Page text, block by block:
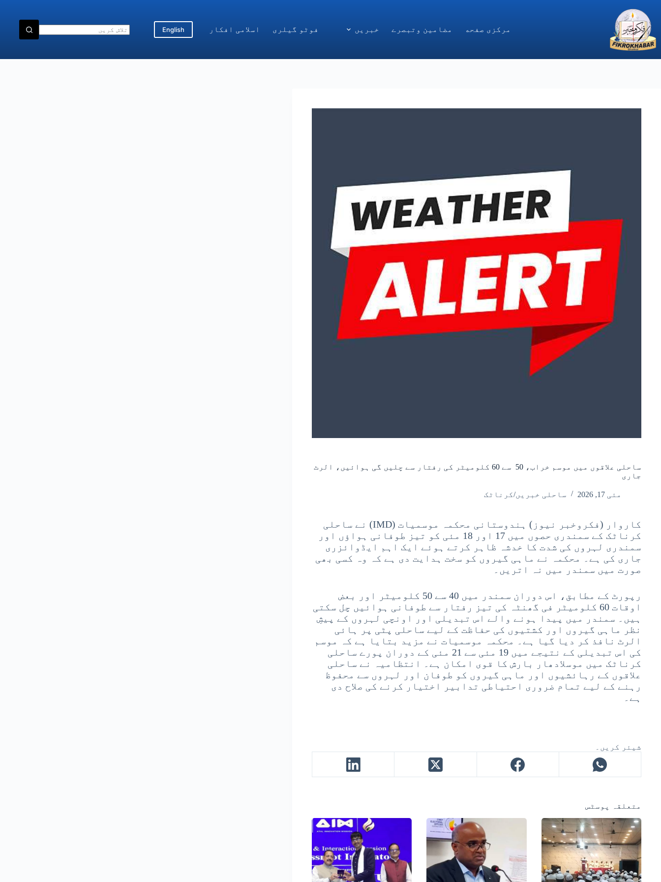
content
مركزى صفحه
مضامین وتبصرے خبریں فوٹو گیلری اسلامی افکار English
ساحلی علاقوں میں موسم خراب، 50 سے 60 کلومیٹر کی رفتار سے چلیں گی ہوائیں، الرٹ
جاری
مئی 17, 2026 ساحلی خبریں/کرناٹک
کاروار (فکروخبر نیوز) ہندوستانی محکمہ موسمیات (IMD) نے ساحلی
کرناٹک کے سمندری حصوں میں 17 اور 18 مئی کو تیز طوفانی ہواؤں اور
سمندری لہروں کی شدت کا خدشہ ظاہر کرتے ہوئے ایک اہم ایڈوائزری
جاری کی ہے۔ محکمہ نے ماہی گیروں کو سخت ہدایت دی ہے کہ وہ کسی بھی
صورت میں سمندر میں نہ اتریں۔
رپورٹ کے مطابق، اس دوران سمندر میں 40 سے 50 کلومیٹر اور بعض
اوقات 60 کلومیٹر فی گھنٹہ کی تیز رفتار سے طوفانی ہوائیں چل سکتی
ہیں۔ سمندر میں پیدا ہونے والے اس تبدیلی اور اونچی لہروں کے پیشِ
نظر ماہی گیروں اور کشتیوں کی حفاظت کے لیے ساحلی پٹی پر ہائی
الرٹ نافذ کر دیا گیا ہے۔ محکمہ موسمیات نے مزید بتایا ہے کہ موسم
کی اس تبدیلی کے نتیجے میں 19 مئی سے 21 مئی کے دوران پورے ساحلی
کرناٹک میں موسلادھار بارش کا قوی امکان ہے۔ انتظامیہ نے ساحلی
علاقوں کے رہائشیوں اور ماہی گیروں کو طوفان اور لہروں سے محفوظ
رہنے کے لیے تمام ضروری احتیاطی تدابیر اختیار کرنے کی صلاح دی
ہے۔
شیئر کریں۔
متعلقہ پوسٹس